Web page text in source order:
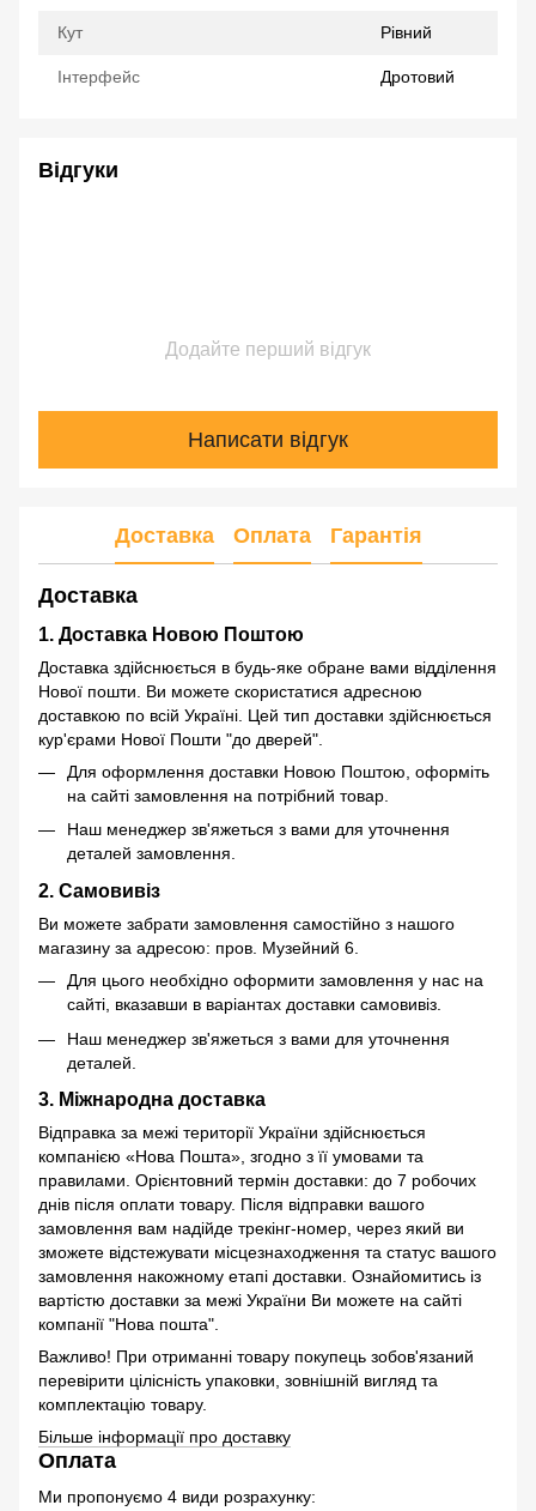
Кут Рівний
Інтерфейс Дротовий
Відгуки
Додайте перший відгук
Написати відгук
Доставка Оплата Гарантія
Доставка
1. Доставка Новою Поштою
Доставка здійснюється в будь-яке обране вами відділення
Нової пошти. Ви можете скористатися адресною
доставкою по всій Україні. Цей тип доставки здійснюється
кур'єрами Нової Пошти "до дверей".
Для оформлення доставки Новою Поштою, оформіть
на сайті замовлення на потрібний товар.
Наш менеджер зв'яжеться з вами для уточнення
деталей замовлення.
2. Самовивіз
Ви можете забрати замовлення самостійно з нашого
магазину за адресою: пров. Музейний 6.
Для цього необхідно оформити замовлення у нас на
сайті, вказавши в варіантах доставки самовивіз.
Наш менеджер зв'яжеться з вами для уточнення
деталей.
3. Міжнародна доставка
Відправка за межі території України здійснюється
компанією «Нова Пошта», згодно з її умовами та
правилами. Орієнтовний термін доставки: до 7 робочих
днів після оплати товару. Після відправки вашого
замовлення вам надійде трекінг-номер, через який ви
зможете відстежувати місцезнаходження та статус вашого
замовлення накожному етапі доставки. Ознайомитись із
вартістю доставки за межі України Ви можете на сайті
компанії "Нова пошта".
Важливо! При отриманні товару покупець зобов'язаний
перевірити цілісність упаковки, зовнішній вигляд та
комплектацію товару.
Більше інформації про доставку
Оплата
Ми пропонуємо 4 види розрахунку: